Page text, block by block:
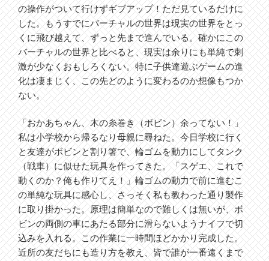
の操作がついて行けずギブアップ！ただ見ているだけに
した。もうすでにバーチャルの世界は現実の世界をとっ
くに飛び越えて、ずっと先まで進んでいる。確かにこの
バーチャルの世界と比べると、現実は余りにも単純で刺
激が少なくおもしろくない。特に子供達遊ぶゲームの進
化は凄まじく、この先どのように変わるのか想像もつか
ない。
「おかあちゃん、木の糸巻き（ボビン）余ってない！」
私は小学校から帰るなり母親に尋ねた。今日学校に行く
と友達がボビンと割り箸で、輪ゴムを動力にしてタンク
（戦車）に似せた玩具を作ってきた。「スゲエ、これで
動くのか？俺も作りてえ！」輪ゴムの動力で前に進むこ
の単純な玩具に感心し、さっそく私も教わった通り製作
に取り掛かった。原理は簡単なので難しくは無いが、ボ
ビンの両側の車にあたる部分に滑らないようナイフで切
込みを入れる。この作業に一時間ほどかかり完成した。
近所の友だちにも造り方を教え、皆で誰が一番遠くまで